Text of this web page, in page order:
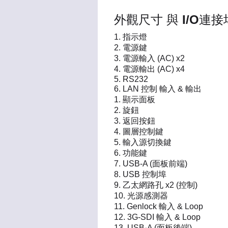
外觀尺寸 與 I/O連接
指示燈
電源鍵
電源輸入 (AC) x2
電源輸出 (AC) x4
RS232
LAN 控制 輸入 & 輸出
顯示面板
旋鈕
返回按鈕
圖層控制鍵
輸入源切換鍵
功能鍵
USB-A (面板前端)
USB 控制埠
乙太網路孔 x2 (控制)
光源感測器
Genlock 輸入 & Loop
3G-SDI 輸入 & Loop